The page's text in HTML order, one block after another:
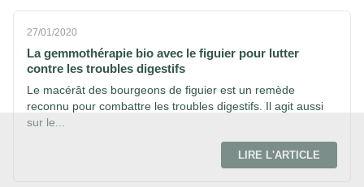
27/01/2020
La gemmothérapie bio avec le figuier pour lutter
contre les troubles digestifs
Le macérât des bourgeons de figuier est un remède
reconnu pour combattre les troubles digestifs. Il agit aussi
sur le...
LIRE L'ARTICLE